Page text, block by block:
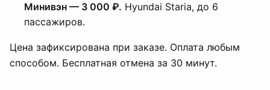
Минивэн — 3 000 ₽. Hyundai Staria, до 6
пассажиров.
Цена зафиксирована при заказе. Оплата любым
способом. Бесплатная отмена за 30 минут.